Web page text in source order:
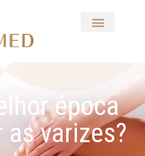
época
as varizes?